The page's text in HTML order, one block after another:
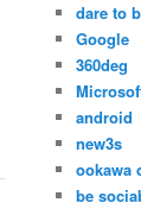
dare to
Google
360deg
android
new3s
ookawa
be